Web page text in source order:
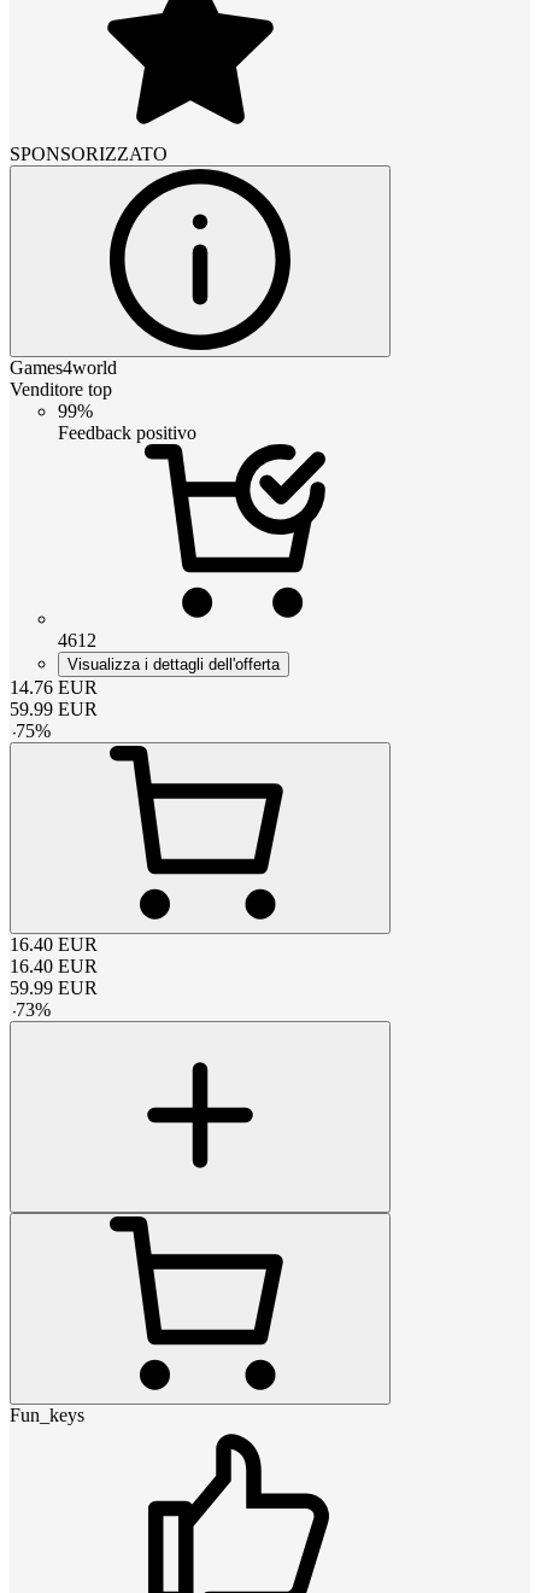
SPONSORIZZATO
Games4world
Venditore top
99%
Feedback positivo
4612
Visualizza i dettagli dell'offerta
14.76 EUR
59.99 EUR
-75%
16.40 EUR
16.40 EUR
59.99 EUR
-73%
Fun_keys